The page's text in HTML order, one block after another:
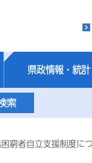
県政情報・統計
窮者自立支援制度に